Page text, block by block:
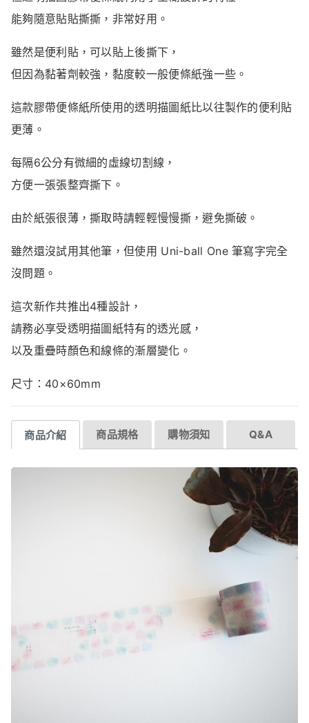
能夠 隨意貼貼撕撕， 非常好用。
雖然是便利貼， 可以貼上後撕下，
但 因為黏著劑較強， 黏度較一般便條紙強一些。
這款膠帶便條紙所使用 的透明描圖紙比以往製作的便利貼
更薄。
每隔6公分有微細的虛線切割 線，
方便一張張整齊撕下。
由於紙張很薄，撕取 時請輕輕慢慢撕，避免撕破。
雖然還沒試用其他筆，但使用 Uni-ball One筆寫字完全
沒問題。
這次新作共推出4種設計，
請務必享受透明描圖紙特有的透光感，
以及重疊時顏色和線條的漸層變化。
尺寸： 40×60mm
商品介紹 商品規格 購物須知 Q&A